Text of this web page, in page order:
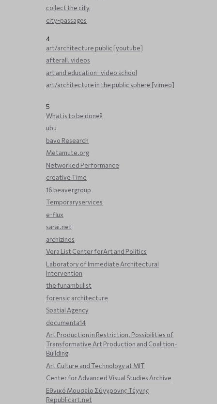
collect the city
city-passages
4
art/architecture public [youtube]
afterall. videos
art and education- video school
art/architecture in the public sphere [vimeo]
5
What is to be done?
ubu
bavo Research
Metamute.org
Networked Performance
creative Time
16 beavergroup
Temporaryservices
e-flux
sarai.net
archizines
Vera List Center forArt and Politics
Laboratory of Immediate Architectural
Intervention
the funambulist
forensic architecture
Spatial Agency
documenta14
Art Production in Restriction. Possibilities of
Transformative Art Production and Coalition-
Building
Art Culture and Technology at MIT
Center for Advanced Visual Studies Archive
Εθνικό Μουσείο Σύγχρονης Τέχνης
Republicart.net